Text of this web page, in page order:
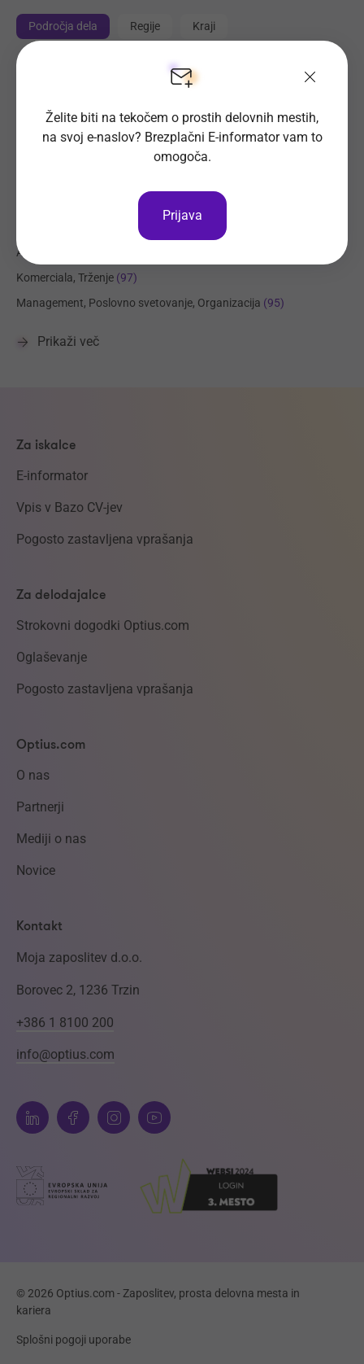
Področja dela Regije Kraji
Trgovina (216)
Transport, Nabava, Logistika (204)
Prehrambena industrija, Živilstvo
Elektrotehnika, Elektronika, Telekomunikacije
Administracija
Komerciala, Trženje (97)
Management, Poslovno svetovanje, Organizacija (95)
Prikaži več
Za iskalce
E-informator
Vpis v Bazo CV-jev
Pogosto zastavljena vprašanja
Za delodajalce
Strokovni dogodki Optius.com
Oglaševanje
Pogosto zastavljena vprašanja
Optius.com
O nas
Partnerji
Mediji o nas
Novice
Kontakt
Moja zaposlitev d.o.o.
Borovec 2, 1236 Trzin
+386 1 8100 200
info@optius.com
© 2026 Optius.com - Zaposlitev, prosta delovna mesta in
kariera
Splošni pogoji uporabe
Želite biti na tekočem o prostih delovnih mestih,
na svoj e-naslov? Brezplačni E-informator vam to
omogoča.
Prijava